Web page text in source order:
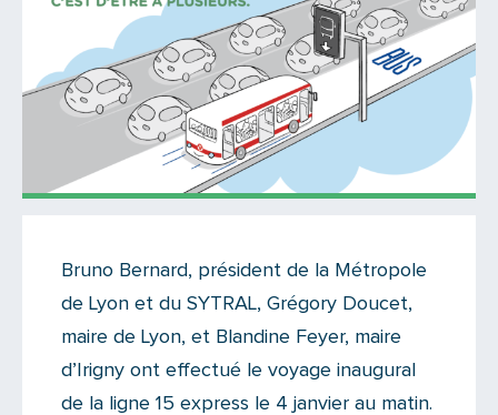
Il y a 3 commentaires sur cet article
Ajoutez le vôtre
Bruno Bernard, président de la Métropole
de Lyon et du SYTRAL, Grégory Doucet,
maire de Lyon, et Blandine Feyer, maire
d’Irigny ont effectué le voyage inaugural
de la ligne 15 express le 4 janvier au matin.